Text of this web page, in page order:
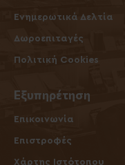
Ενημερωτικά Δελτία
Δωροεπιταγές
Πολιτική Cookies
Εξυπηρέτηση
Επικοινωνία
Επιστροφές
Χάρτης Ιστότοπου